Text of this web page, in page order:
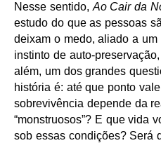
Nesse sentido, Ao Cair da
estudo do que as pessoas
deixam o medo, aliado a um
instinto de auto-
além, um dos grandes
história é: até que ponto
sobrevivência depende da
“monstruosos”? E que vida
sob essas condições? Será